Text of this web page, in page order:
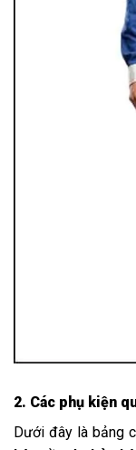
2. Các phụ kiện
Dưới đây là bảng